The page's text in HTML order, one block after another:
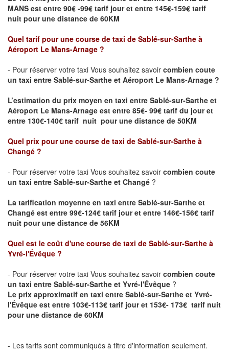
MANS est entre 90€ -99€ tarif jour et entre 145€-159€ tarif
nuit pour une distance de 60KM
Quel tarif pour une course de taxi de Sablé-sur-Sarthe à
Aéroport Le Mans-Arnage ?
- Pour réserver votre taxi Vous souhaitez savoir combien coute
un taxi entre Sablé-sur-Sarthe et Aéroport Le Mans-Arnage ?
L’estimation du prix moyen en taxi entre Sablé-sur-Sarthe et
Aéroport Le Mans-Arnage est entre 85€- 99€ tarif du jour et
entre 130€-140€ tarif nuit pour une distance de 50KM
Quel prix pour une course de taxi de Sablé-sur-Sarthe à
Changé ?
- Pour réserver votre taxi Vous souhaitez savoir combien coute
un taxi entre Sablé-sur-Sarthe et Changé ?
La tarification moyenne en taxi entre Sablé-sur-Sarthe et
Changé est entre 99€-124€ tarif jour et entre 146€-156€ tarif
nuit pour une distance de 56KM
Quel est le coût d'une course de taxi de Sablé-sur-Sarthe à
Yvré-l'Évêque ?
- Pour réserver votre taxi Vous souhaitez savoir combien coute
un taxi entre Sablé-sur-Sarthe et Yvré-l'Évêque ?
Le prix approximatif en taxi entre Sablé-sur-Sarthe et Yvré-
l'Évêque est entre 103€-113€ tarif jour et 153€- 173€ tarif nuit
pour une distance de 60KM
- Les tarifs sont communiqués à titre d'information seulement.